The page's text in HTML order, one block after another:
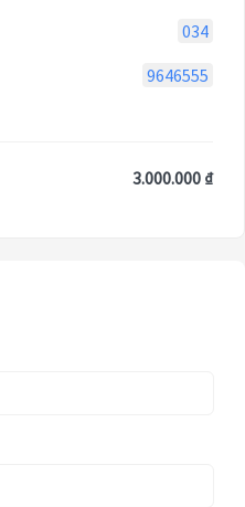
034
9646555
3.000.000 ₫